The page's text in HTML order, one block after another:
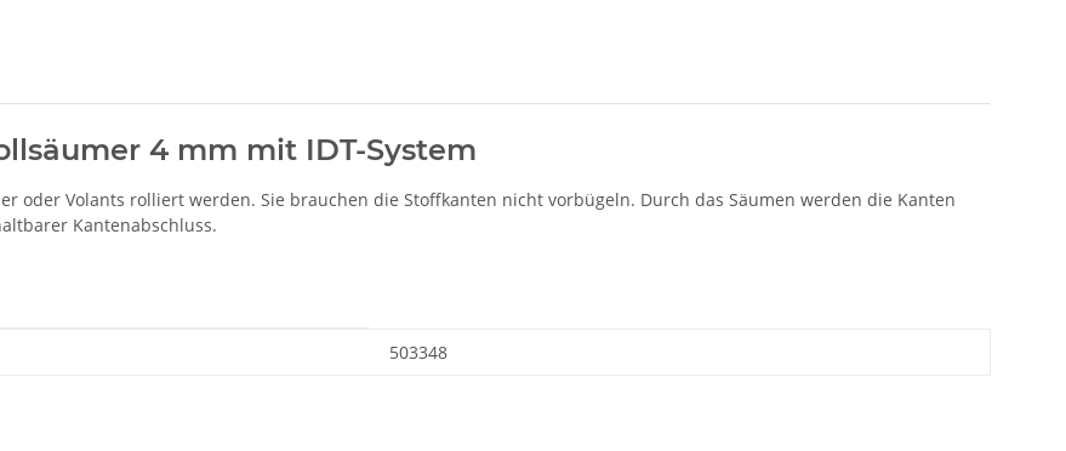
4 mm mit IDT-System
oder Volants rolliert werden. Sie brauchen die Stoffkanten nicht vorbügeln. Durch das Säumen werden die Kanten
Kantenabschluss.
503348